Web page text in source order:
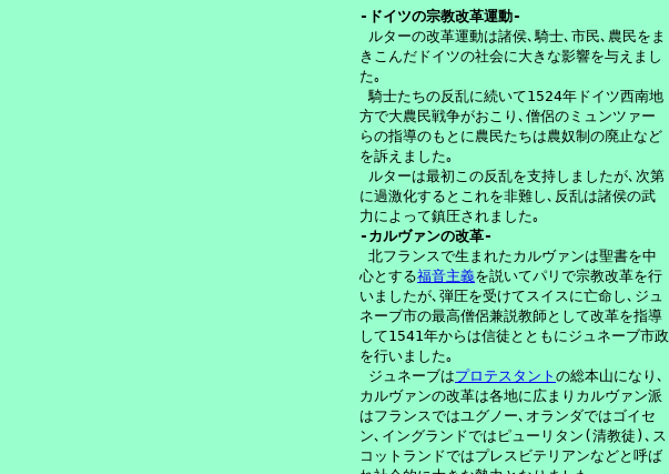
-ドイツの宗教改革運動-
ルターの改革運動は諸侯､騎士､市民､農民をま
きこんだドイツの社会に大きな影響を与えまし
た｡
騎士たちの反乱に続いて1524年ドイツ西南地
方で大農民戦争がおこり､僧侶のミュンツァー
らの指導のもとに農民たちは農奴制の廃止など
を訴えました｡
ルターは最初この反乱を支持しましたが､次第
に過激化するとこれを非難し､反乱は諸侯の武
-カルヴァンの改革-
北フランスで生まれたカルヴァンは聖書を中
心とする福音主義を説いてパリで宗教改革を行
いましたが､弾圧を受けてスイスに亡命し､ジュ
ネーブ市の最高僧侶兼説教師として改革を指導
して1541年からは信徒とともにジュネーブ市政
を行いました｡
ジュネーブはプロテスタント の総本山になり､
カルヴァンの改革は各地に広まりカルヴァン派
はフランスではユグノー､オランダではゴイセ
ン､イングランドではピューリタン(清教徒)､ス
コットランドではプレスビテリアンなどと呼ば